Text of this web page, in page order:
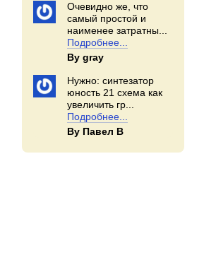
Очевидно же, что
самый простой и
наименее затратны...
Подробнее...
By gray
Нужно: синтезатор
юность 21 схема как
увеличить гр...
Подробнее...
By Павел В